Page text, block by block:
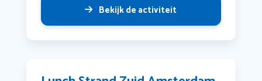
Bekijk de activiteit